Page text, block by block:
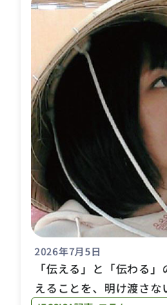
2026年7月5日
「伝える」と「伝わる
えることを、明け渡さな